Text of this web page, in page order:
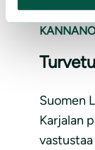
Suomen
Karjalan